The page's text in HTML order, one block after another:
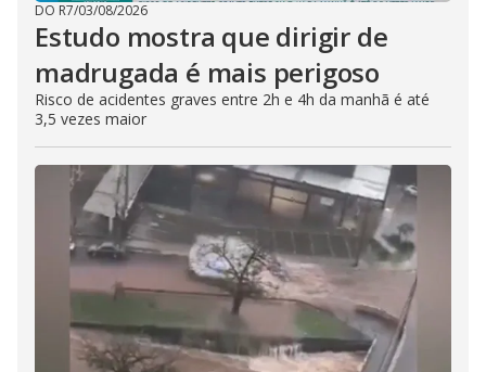
DO R7/03/08/2026
Estudo mostra que dirigir de
madrugada é mais perigoso
Risco de acidentes graves entre 2h e 4h da manhã é até
3,5 vezes maior